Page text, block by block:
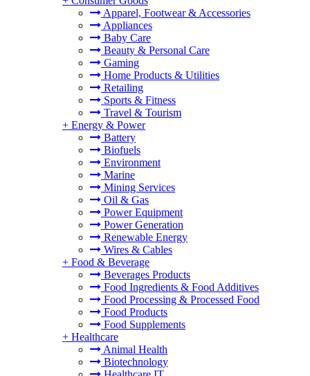
Apparel, Footwear & Accessories
Appliances
Baby Care
Beauty & Personal Care
Gaming
Home Products & Utilities
Retailing
Sports & Fitness
Travel & Tourism
+ Energy & Power
Battery
Biofuels
Environment
Marine
Mining Services
Oil & Gas
Power Equipment
Power Generation
Renewable Energy
Wires & Cables
+ Food & Beverage
Beverages Products
Food Ingredients & Food Additives
Food Processing & Processed Food
Food Products
Food Supplements
+ Healthcare
Animal Health
Biotechnology